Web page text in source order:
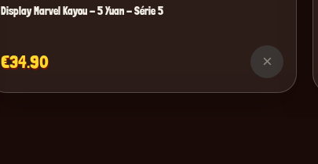
Display Marvel Kayou - 5 Yuan - Série 5
€34.90 ×